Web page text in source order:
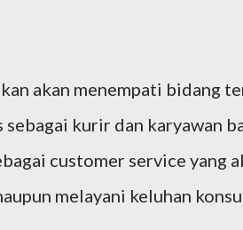
akan menempati bidang
sebagai kurir dan karyawan
customer service yang
melayani keluhan